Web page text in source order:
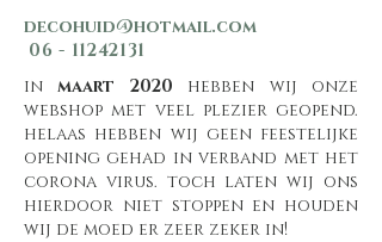
decohuid@hotmail.com
06 - 11242131
inmaart 2020 hebben wij onze
webshop met veel plezier geopend.
helaas hebben wij geen feestelijke
opening gehad in verband met het
corona virus. toch laten wij ons
hierdoor niet stoppen en houden
wij de moed er zeer zeker in!